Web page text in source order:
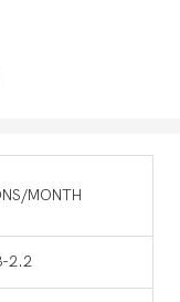
MONTH
2.2